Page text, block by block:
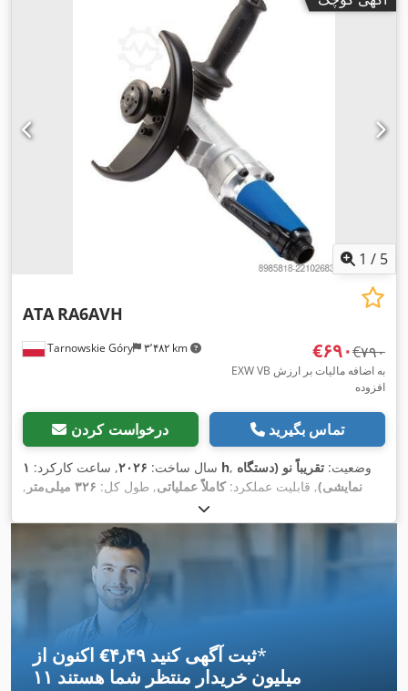
, تجهیزات:مستندات / راهنما, پلاک
1 / 5
Tarnowskie Góry ۳٬۴۸۲ km
ATA RA6AVH
‎€۶۹۰‎€۷۹۰
EXW VB به اضافه مالیات بر ارزش
افزوده
درخواست کردن تماس بگیرید
سال ساخت: ۲۰۲۶, ساعت کارکرد: ۱ h , وضعیت: تقریباً نو (دستگاه
نمایشی), قابلیت عملکرد:کاملاً عملیاتی, طول کل: ۳۲۶ میلی‌متر
,
, فشار هوا:
۱٬۵۰۰ وات
, دماغ اسپیندل:5/8, وزن ابزار: ۳٬۵۰۰ g,
اکنون از ‎€۴٫۴۹ ثبت آگهی کنید*
۱۱ میلیون خریدار منتظر شما هستند